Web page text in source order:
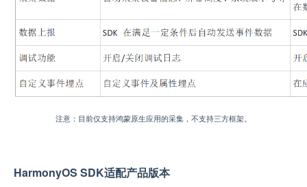
注意：目前仅支持鸿蒙原生应用的采集，不支持三方框架。
HarmonyOS SDK适配产品版本